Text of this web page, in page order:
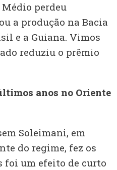
perdeu
a produção na Bacia
e a Guiana. Vimos
reduziu o prêmio
anos no Oriente
Soleimani, em
do regime, fez os
foi um efeito de curto